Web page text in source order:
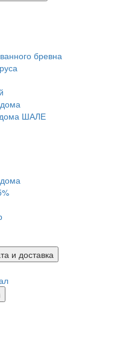
бревна
ШАЛЕ
и доставка